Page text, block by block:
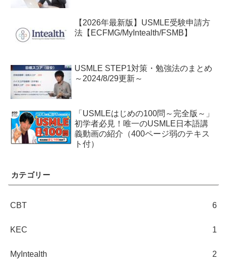
【2026年最新版】USMLE受験申請方
法【ECFMG/MyIntealth/FSMB】
USMLE STEP1対策・勉強法のまとめ
～2024/8/29更新～
「USMLEはじめの100問～完全版～」
初学者必見！唯一のUSMLE日本語講
義動画の紹介（400ページ弱のテキス
ト付）
カテゴリー
CBT 6
KEC 1
MyIntealth 2